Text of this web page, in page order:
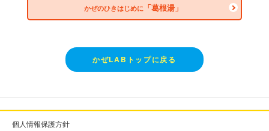
かぜのひきはじめに「葛根湯」
かぜLABトップに戻る
個人情報保護方針